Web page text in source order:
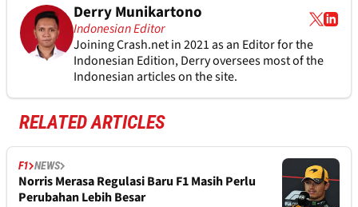
Derry Munikartono
Indonesian Editor
Joining Crash.net in 2021 as an Editor for the
Indonesian Edition, Derry oversees most of the
Indonesian articles on the site.
RELATED ARTICLES
F1 NEWS
Norris Merasa Regulasi Baru F1 Masih Perlu
Perubahan Lebih Besar